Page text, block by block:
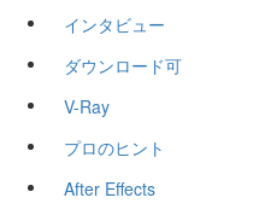
インタビュー
ダウンロード可
V-Ray
プロのヒント
After Effects